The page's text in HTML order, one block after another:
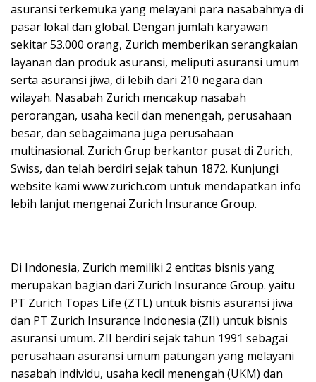
asuransi terkemuka yang melayani para nasabahnya di
pasar lokal dan global. Dengan jumlah karyawan
sekitar 53.000 orang, Zurich memberikan serangkaian
layanan dan produk asuransi, meliputi asuransi umum
serta asuransi jiwa, di lebih dari 210 negara dan
wilayah. Nasabah Zurich mencakup nasabah
perorangan, usaha kecil dan menengah, perusahaan
besar, dan sebagaimana juga perusahaan
multinasional. Zurich Grup berkantor pusat di Zurich,
Swiss, dan telah berdiri sejak tahun 1872. Kunjungi
website kami www.zurich.com untuk mendapatkan info
lebih lanjut mengenai Zurich Insurance Group.
Di Indonesia, Zurich memiliki 2 entitas bisnis yang
merupakan bagian dari Zurich Insurance Group. yaitu
PT Zurich Topas Life (ZTL) untuk bisnis asuransi jiwa
dan PT Zurich Insurance Indonesia (ZII) untuk bisnis
asuransi umum. ZII berdiri sejak tahun 1991 sebagai
perusahaan asuransi umum patungan yang melayani
nasabah individu, usaha kecil menengah (UKM) dan